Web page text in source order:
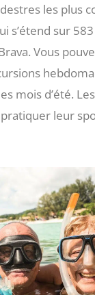
les plus
s’étend sur
Vous
mois d’été.
leur